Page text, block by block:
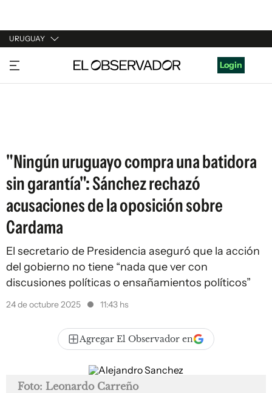
URUGUAY
URUGUAY
ARGENTINA
Login
"Ningún uruguayo compra una batidora
sin garantía": Sánchez rechazó
acusaciones de la oposición sobre
Cardama
El secretario de Presidencia aseguró que la acción
del gobierno no tiene “nada que ver con
discusiones políticas o ensañamientos políticos”
24 de octubre 2025 11:43 hs
Agregar El Observador en
Foto: Leonardo Carreño